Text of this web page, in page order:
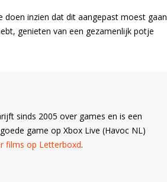
doen inzien dat dit aangepast moest gaan
genieten van een gezamenlijk potje
sinds 2005 over games en is een
game op Xbox Live (Havoc NL)
films op Letterboxd.